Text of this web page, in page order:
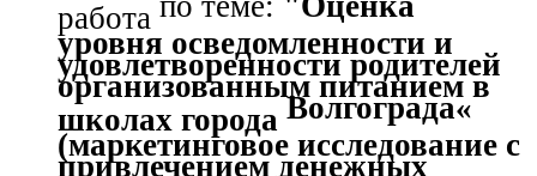
работа
уровня осведомленности и
удовлетворенности родителей
организованным питанием в
школах города Волгограда«
(маркетинговое исследование с
привлечением денежных